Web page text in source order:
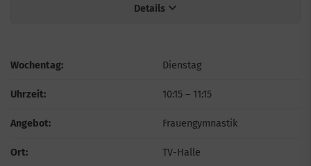
Details
Wochentag: Dienstag
Uhrzeit: 10:15 – 11:15
Angebot: Frauengymnastik
Ort: TV-Halle